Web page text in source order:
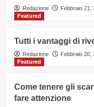
Redazione
Febbraio 21,
Featured
Tutti i vantaggi di
Redazione
Febbraio 20,
Featured
Come tenere gli
fare attenzione